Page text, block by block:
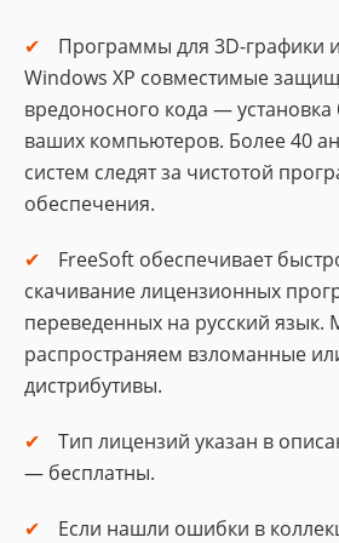
Программы для 3D-графики
Windows XP совместимые
вредоносного кода — установка
ваших компьютеров. Более 40
систем следят за чистотой
обеспечения.
FreeSoft обеспечивает
скачивание лицензионных
переведенных на русский язык.
распространяем взломанные
дистрибутивы.
Тип лицензий указан в
— бесплатны.
Если нашли ошибки в